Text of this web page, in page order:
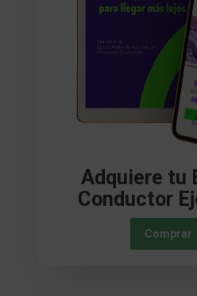
Adquiere tu
Conductor
Comprar